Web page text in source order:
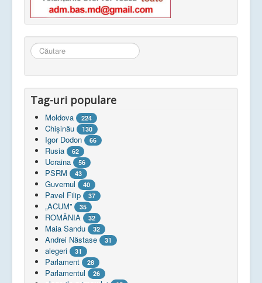
Căutare
...
Tag-uri populare
Moldova 224
Chişinău 130
Igor Dodon 66
Rusia 62
Ucraina 56
PSRM 43
Guvernul 40
Pavel Filip 37
„ACUM” 35
ROMÂNIA 32
Maia Sandu 32
Andrei Năstase 31
alegeri 31
Parlament 28
Parlamentul 26